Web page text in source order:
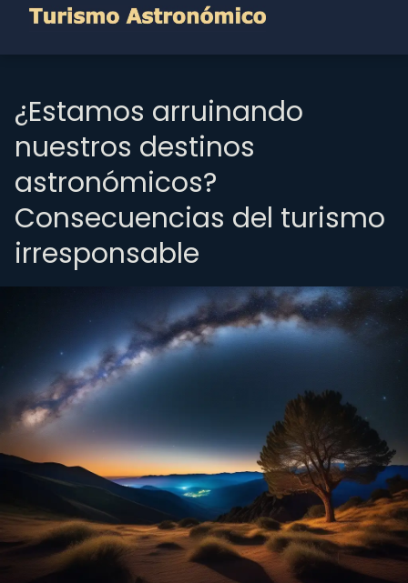
¿Estamos arruinando
nuestros destinos
astronómicos?
Consecuencias del turismo
irresponsable